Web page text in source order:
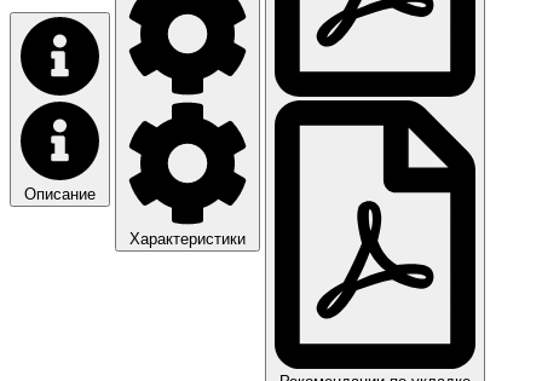
Описание
Характеристики